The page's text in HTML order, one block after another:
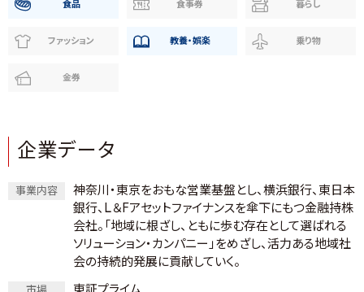
食品 食事券 暮らし
ファッション 教養・娯楽 乗り物
金券
企業データ
事業内容
神奈川・東京をおもな営業基盤とし、横浜銀行、東日本
銀行、L＆Fアセットファイナンスを傘下にもつ金融持株
会社。「地域に根ざし、ともに歩む存在として選ばれる
ソリューション・カンパニー」をめざし、活力ある地域社
会の持続的発展に貢献していく。